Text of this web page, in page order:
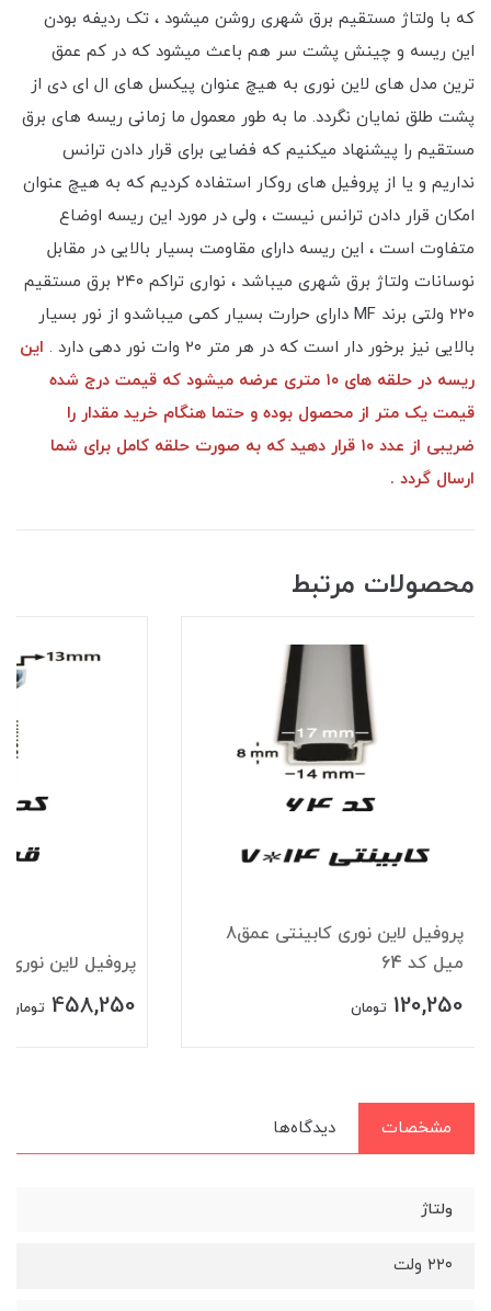
که با ولتاژ مستقیم برق شهری روشن میشود ، تک ردیفه بودن
این ریسه و چینش پشت سر هم باعث میشود که در کم عمق
ترین مدل های لاین نوری به هیچ عنوان پیکسل های ال ای دی از
پشت طلق نمایان نگردد. ما به طور معمول ما زمانی ریسه های برق
مستقیم را پیشنهاد میکنیم که فضایی برای قرار دادن ترانس
نداریم و یا از پروفیل های روکار استفاده کردیم که به هیچ عنوان
امکان قرار دادن ترانس نیست ، ولی در مورد این ریسه اوضاع
متفاوت است ، این ریسه دارای مقاومت بسیار بالایی در مقابل
نوسانات ولتاژ برق شهری میباشد ، نواری تراکم ۲۴۰ برق مستقیم
۲۲۰ ولتی برند MF دارای حرارت بسیار کمی میباشدو از نور بسیار
بالایی نیز برخور دار است که در هر متر ۲۰ وات نور دهی دارد .
این
ریسه در حلقه های ۱۰ متری عرضه میشود که قیمت درج شده
قیمت یک متر از محصول بوده و حتما هنگام خرید مقدار را
ضریبی از عدد ۱۰ قرار دهید که به صورت حلقه کامل برای شما
ارسال گردد .
محصولات مرتبط
پروفیل لاین نوری کابینتی عمق8
میل کد 64
120,250 تومان
پروفیل لاین نوری
458,250 تومان
مشخصات دیدگاه‌ها
ولتاژ
۲۲۰ ولت